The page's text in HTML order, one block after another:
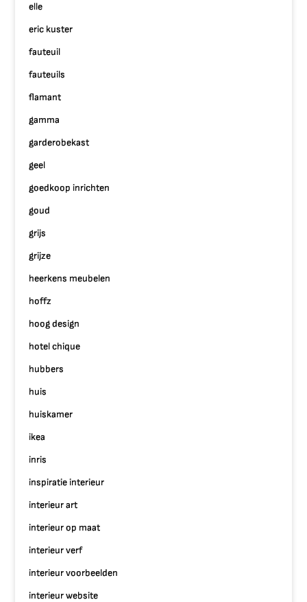
elle
eric kuster
fauteuil
fauteuils
flamant
gamma
garderobekast
geel
goedkoop inrichten
goud
grijs
grijze
heerkens meubelen
hoffz
hoog design
hotel chique
hubbers
huis
huiskamer
ikea
inris
inspiratie interieur
interieur art
interieur op maat
interieur verf
interieur voorbeelden
interieur website